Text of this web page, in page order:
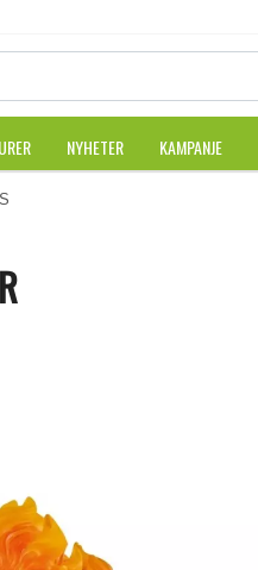
NYHETER KAMPANJE